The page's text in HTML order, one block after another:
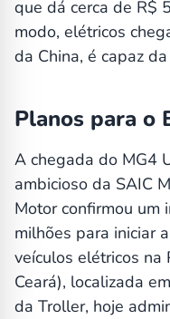
que dá cerca de R$
modo, elétricos
da China, é capaz
Planos para o
A chegada do MG4
ambicioso da SAIC
Motor confirmou um
milhões para iniciar
veículos elétricos na
Ceará), localizada
da Troller, hoje